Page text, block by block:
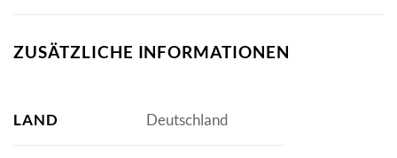
ZUSÄTZLICHE INFORMATIONEN
LAND Deutschland